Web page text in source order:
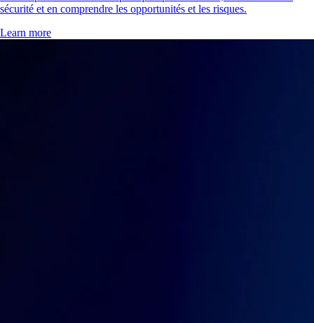
sécurité et en comprendre les opportunités et les risques.
Learn more